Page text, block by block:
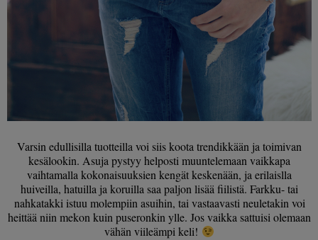
Varsin edullisilla tuotteilla voi siis koota trendikkään ja toimivan
kesälookin. Asuja pystyy helposti muuntelemaan vaikkapa
vaihtamalla kokonaisuuksien kengät keskenään, ja erilaislla
huiveilla, hatuilla ja koruilla saa paljon lisää fiilistä. Farkku- tai
nahkatakki istuu molempiin asuihin, tai vastaavasti neuletakin voi
heittää niin mekon kuin puseronkin ylle. Jos vaikka sattuisi olemaan
vähän viileämpi keli!